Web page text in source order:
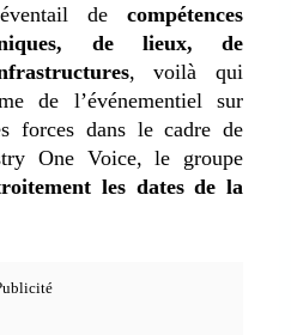
de compétences
de lieux, de
, voilà qui
de l’événementiel sur
forces dans le cadre de
One Voice, le groupe
les dates de la